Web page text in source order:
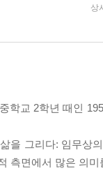
상
학교 2학년 때인
을 그리다: 임무상
측면에서 많은 의